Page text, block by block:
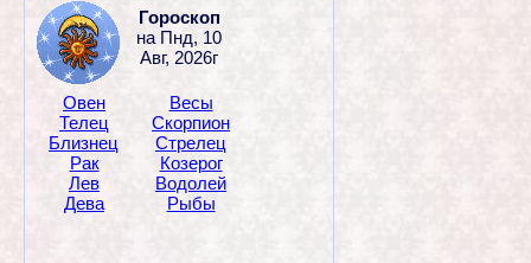
Гороскоп
на Пнд, 10
Авг, 2026г
Овен
Телец
Близнецы
Рак
Лев
Дева
Весы
Скорпион
Стрелец
Козерог
Водолей
Рыбы